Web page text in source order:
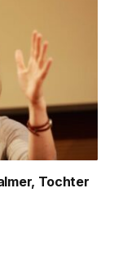
Tochter